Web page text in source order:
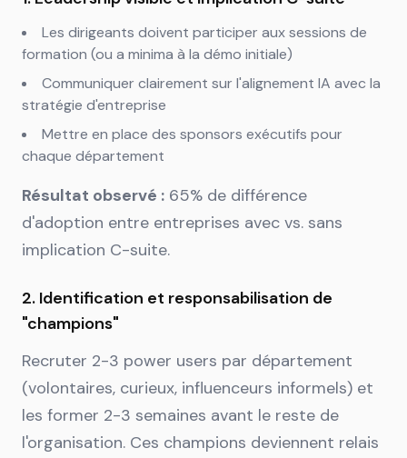
Les dirigeants doivent participer aux sessions de
formation (ou a minima à la démo initiale)
Communiquer clairement sur l'alignement IA avec la
stratégie d'entreprise
Mettre en place des sponsors exécutifs pour
chaque département
Résultat observé : 65% de différence
d'adoption entre entreprises avec vs. sans
implication C-suite.
2. Identification et responsabilisation de
"champions"
Recruter 2-3 power users par département
(volontaires, curieux, influenceurs informels) et
les former 2-3 semaines avant le reste de
l'organisation. Ces champions deviennent relais